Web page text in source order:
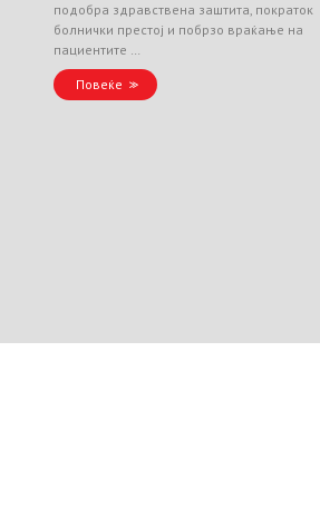
подобра здравствена заштита, пократок
болнички престој и побрзо враќање на
пациентите …
Повеќе